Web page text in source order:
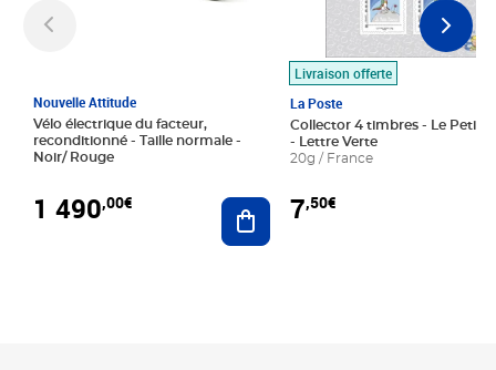
Nouvelle Attitude
Vélo électrique du facteur,
reconditionné - Taille normale -
Noir/ Rouge
1 490,00€ Ajouter au panier
Livraison offerte
La Poste
Collector 4 timbres - Le Petit
- Lettre Verte
20g / France
7,50€